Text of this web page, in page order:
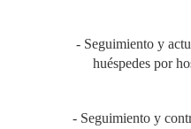
- Seguimiento y
huéspedes por
- Seguimiento y